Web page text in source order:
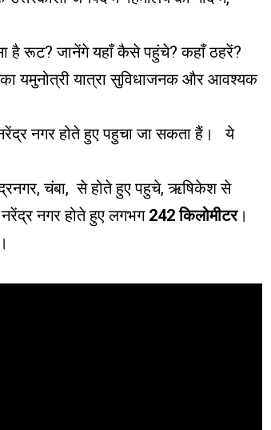
है रूट? जानेंगे यहाँ कैसे पहुंचे? कहाँ ठहरें?
यमुनोत्री यात्रा सुविधाजनक और आवश्यक
नगर होते हुए पहुचा जा सकता हैं। ये
चंबा, से होते हुए पहुचे, ऋषिकेश से
नगर होते हुए लगभग242 किलोमीटर।